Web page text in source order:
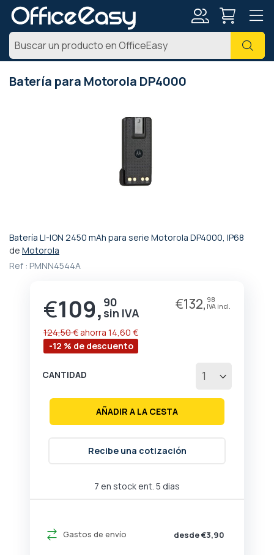
Batería para Motorola DP4000
Batería LI-ION 2450 mAh para serie Motorola DP4000, IP68
de Motorola
Ref : PMNN4544A
Precio
especial
€109, 90 €132, 98
-12 % de descuento
124,50 € ahorra 14,60 €
7 en stock ent. 5 dias
Gastos de envío desde €3,90
CANTIDAD
AÑADIR A LA CESTA
Recibe una cotización
Saltar
al
comienzo
imágenes